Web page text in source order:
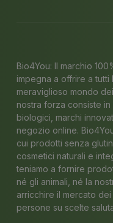
Bio4You: Il marchio
impegna a offrire a
meraviglioso mondo
nostra forza consiste
biologici, marchi
negozio online.
cui prodotti senza
cosmetici naturali e
teniamo a fornire
né gli animali, né la
arricchire il mercato
persone su scelte